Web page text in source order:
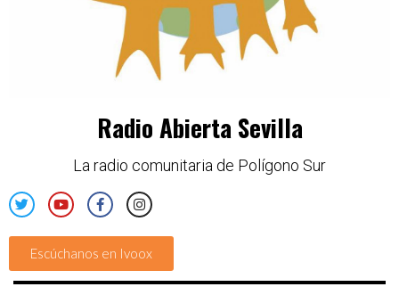
Radio Abierta Sevilla
La radio comunitaria de Polígono Sur
Escúchanos en Ivoox